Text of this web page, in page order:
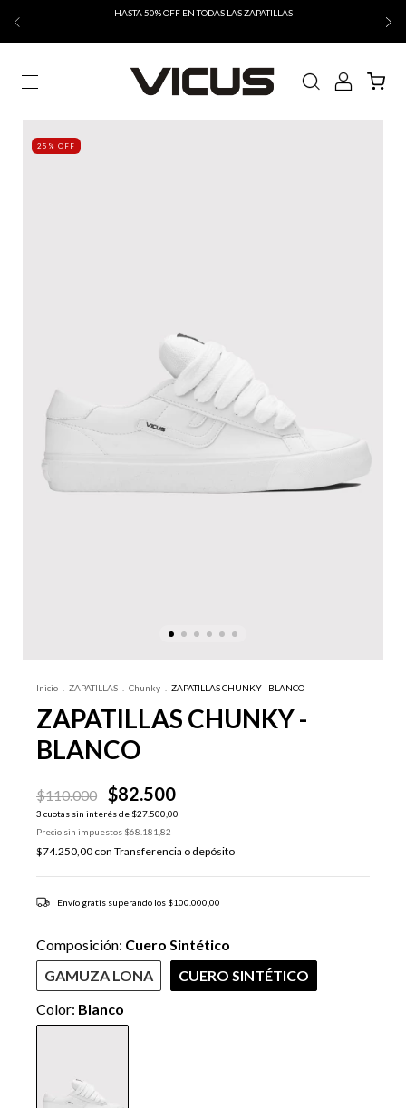
HASTA 50% OFF EN TODAS LAS ZAPATILLAS
25% OFF
Inicio . ZAPATILLAS . Chunky . ZAPATILLAS CHUNKY - BLANCO
ZAPATILLAS CHUNKY -
BLANCO
$110.000 $82.500
3 cuotas sin interés de $27.500,00
Precio sin impuestos $68.181,82
$74.250,00 con Transferencia o depósito
Envío gratis superando los $100.000,00
Composición: Cuero Sintético
GAMUZA LONA
CUERO SINTÉTICO
Color: Blanco